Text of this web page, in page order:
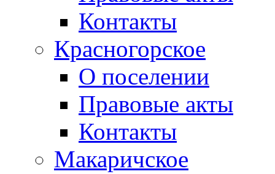
Контакты
Красногорское
О поселении
Правовые акты
Контакты
Макаричское